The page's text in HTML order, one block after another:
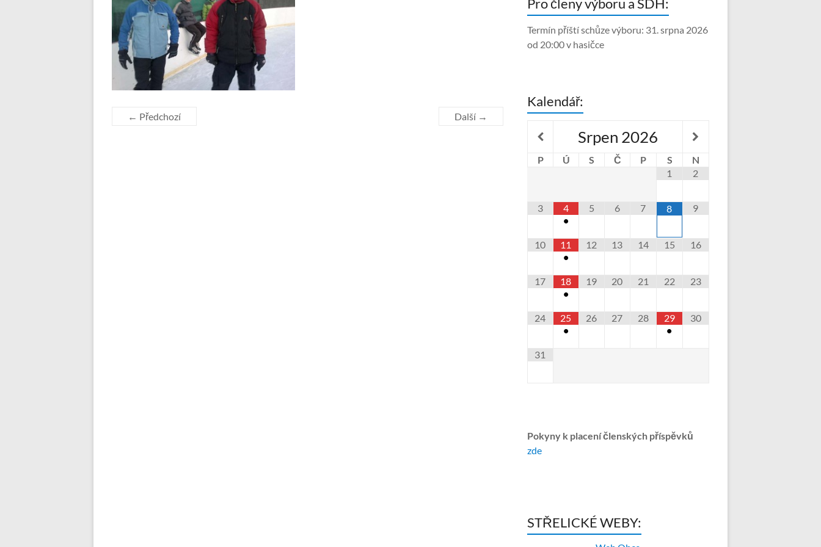
← Předchozí Další →
Pro členy výboru a SDH:
Termín příští schůze výboru: 31. srpna 2026
od 20:00 v hasičce
Kalendář:
Srpen 2026
P Ú S Č P S
N
1
2
3
4
•
5 6 7 8 9
10
11
•
12 13 14 15 16
17
18
•
19 20 21 22 23
24
25
•
26 27 28
29
•
30
31
Pokyny k placení členských příspěvků
zde
STŘELICKÉ WEBY: